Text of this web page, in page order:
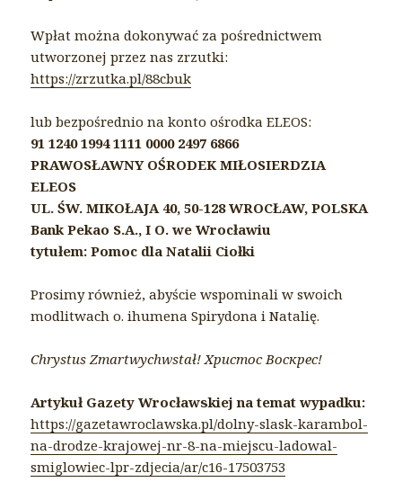
Wpłat można dokonywać za pośrednictwem
utworzonej przez nas zrzutki:
https://zrzutka.pl/88cbuk
lub bezpośrednio na konto ośrodka ELEOS:
91 1240 1994 1111 0000 2497 6866
PRAWOSŁAWNY OŚRODEK MIŁOSIERDZIA
ELEOS
UL. ŚW. MIKOŁAJA 40, 50-128 WROCŁAW, POLSKA
Bank Pekao S.A., I O. we Wrocławiu
tytułem: Pomoc dla Natalii Ciołki
Prosimy również, abyście wspominali w swoich
modlitwach o. ihumena Spirydona i Natalię.
Chrystus Zmartwychwstał! Христос Воскрес!
Artykuł Gazety Wrocławskiej na temat wypadku:
https://gazetawroclawska.pl/dolny-slask-karambol-
na-drodze-krajowej-nr-8-na-miejscu-ladowal-
smiglowiec-lpr-zdjecia/ar/c16-17503753